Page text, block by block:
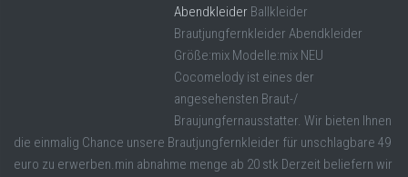
Abendkleider Ballkleider
Brautjungfernkleider Abendkleider
Größe:mix Modelle:mix NEU
Cocomelody ist eines der
angesehensten Braut-/
Braujungfernausstatter. Wir bieten Ihnen
die einmalig Chance unsere Brautjungfernkleider für unschlagbare 49
euro zu erwerben.min abnahme menge ab 20 stk Derzeit beliefern wir